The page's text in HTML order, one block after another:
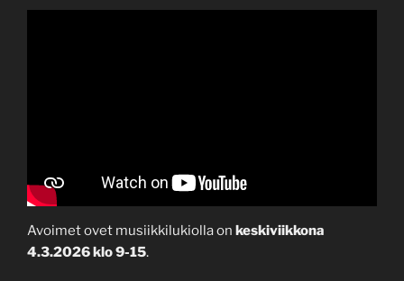
Avoimet ovet musiikkilukiolla on keskiviikkona
4.3.2026 klo 9-15.